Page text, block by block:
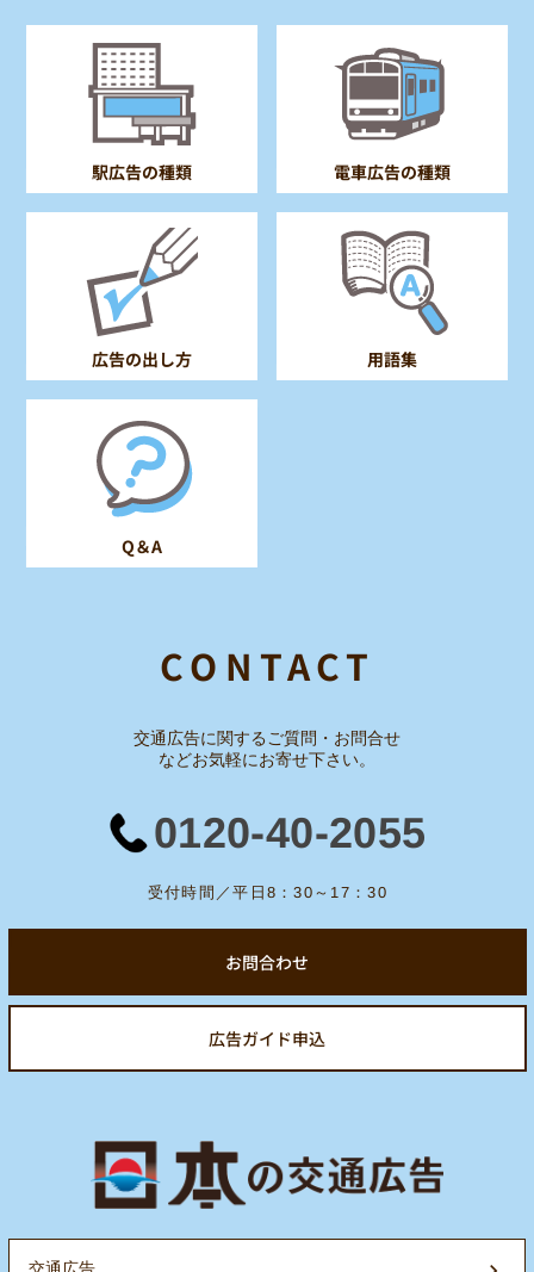
駅広告の種類 電車広告の種類
広告の出し方 用語集
Q＆A
CONTACT
交通広告に関するご質問・お問合せ
などお気軽にお寄せ下さい。
0120-40-2055
受付時間／平日8：30～17：30
お問合わせ
広告ガイド申込
交通広告